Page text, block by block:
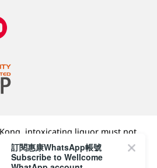
intoxicating liquor must not
(under 18) in the course of
程中，向未成年人 (18 歲以下人士)
訂閱惠康WhatsApp帳號
Subscribe to Wellcome